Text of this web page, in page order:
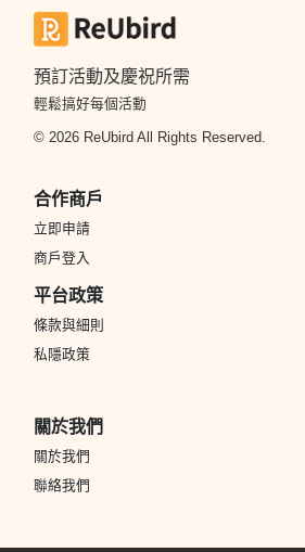
預訂活動及慶祝所需
輕鬆搞好每個活動
© 2026 ReUbird All Rights Reserved.
合作商戶
立即申請
商戶登入
平台政策
條款與細則
私隱政策
關於我們
關於我們
聯絡我們